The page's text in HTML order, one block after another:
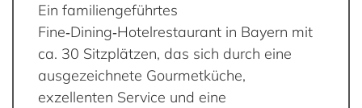
Ein familiengeführtes
Fine‑Dining‑Hotelrestaurant in Bayern mit
ca. 30 Sitzplätzen, das sich durch eine
ausgezeichnete Gourmetküche,
exzellenten Service und eine